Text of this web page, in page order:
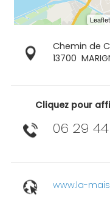
Chemin de
13700
Cliquez pour
06 29
www.la-